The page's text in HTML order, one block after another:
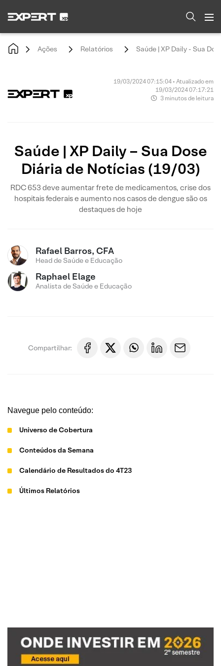
Ações Relatórios Saúde | XP Daily - Sua
19/03/2024 07:15:04 • Atualizado em
19/03/2024 07:17:21
3 minutos de leitura
Saúde | XP Daily – Sua Dose
Diária de Notícias (19/03)
RDC 653 deve aumentar frete de medicamentos, crise dos
hospitais federais e aumento nos casos de dengue são os
destaques de hoje
Rafael Barros, CFA
Head de Saúde e Educação
Raphael Elage
Analista de Saúde e Educação
Compartilhar:
Navegue pelo conteúdo:
Universo de Cobertura
Conteúdos da Semana
Calendário de Resultados do 4T23
Últimos Relatórios